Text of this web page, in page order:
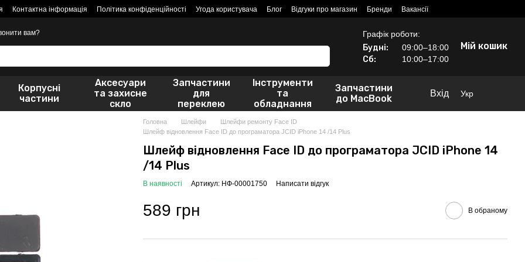
Контактна інформація Політика конфіденційності Угода користувача Блог Відгуки про магазин Бренди Вакансії
вам? Графік роботи:
Будні: 09:00–18:00
Сб: 10:00–17:00
Мій кошик
Корпусні
частини
Аксесуари
та захисне
скло
Запчастини
для
переклею
Інструменти
та
обладнання
Запчастини
до MacBook
Вхід Укр
Головна Шлейфи
Шлейфи ремонту Face ID
Шлейф відновлення Face ID до програматора JCID iPhone 14 /14 Plus
Шлейф відновлення Face ID до програматора JCID iPhone 14
/14 Plus
В наявності Артикул: НФ-00001750 Написати відгук
589 грн В обраному